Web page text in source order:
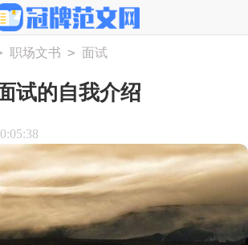
职场文书 > 面试
试的自我介绍